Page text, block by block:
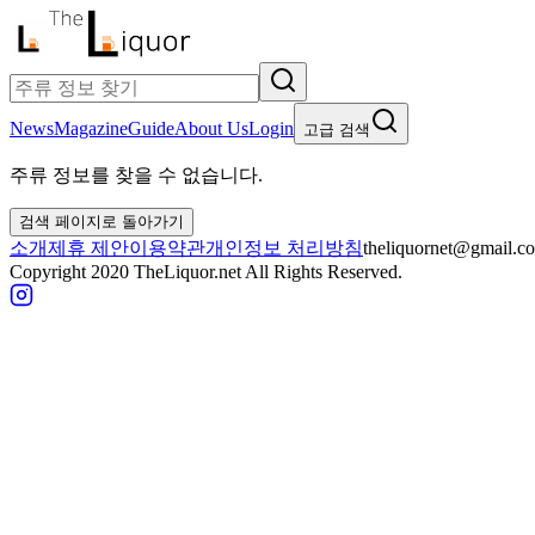
NewsMagazineGuideAbout UsLogin 고급 검색
주류 정보를 찾을 수 없습니다.
검색 페이지로 돌아가기
소개제휴 제안이용약관개인정보 처리방침
Copyright 2020 TheLiquor.net All Rights Reserved.